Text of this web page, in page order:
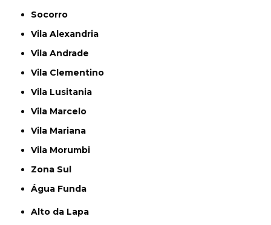
Socorro
Vila Alexandria
Vila Andrade
Vila Clementino
Vila Lusitania
Vila Marcelo
Vila Mariana
Vila Morumbi
Zona Sul
Água Funda
Alto da Lapa